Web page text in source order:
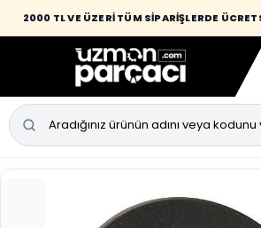
2000 TL VE ÜZERİ TÜM SİPARİŞLERDE
Desi / hacim sınırını aşan kaporta
yansıtılmaktadır.